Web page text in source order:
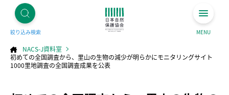
絞り込み検索 MENU
NACS-J資料室
初めての全国調査から、里山の生物の減少が明らかにモニタリングサイト
1000里地調査の全国調査成果を公表